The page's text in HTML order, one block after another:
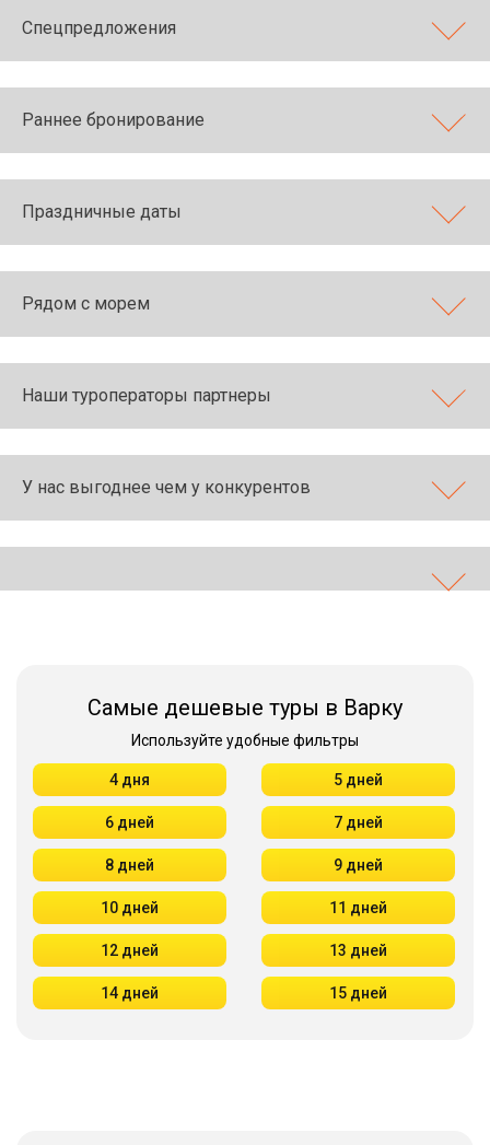
Спецпредложения
Раннее бронирование
Праздничные даты
Рядом с морем
Наши туроператоры партнеры
У нас выгоднее чем у конкурентов
Самые дешевые туры в Варку
Используйте удобные фильтры
4 дня 5 дней
6 дней 7 дней
8 дней 9 дней
10 дней 11 дней
12 дней 13 дней
14 дней 15 дней